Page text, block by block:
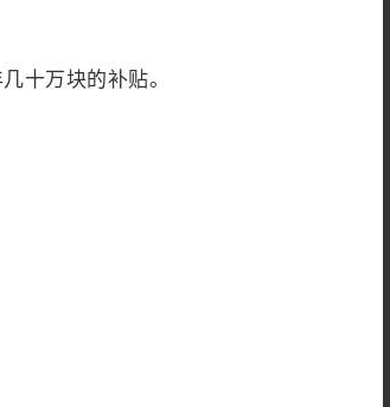
十万块的补贴。